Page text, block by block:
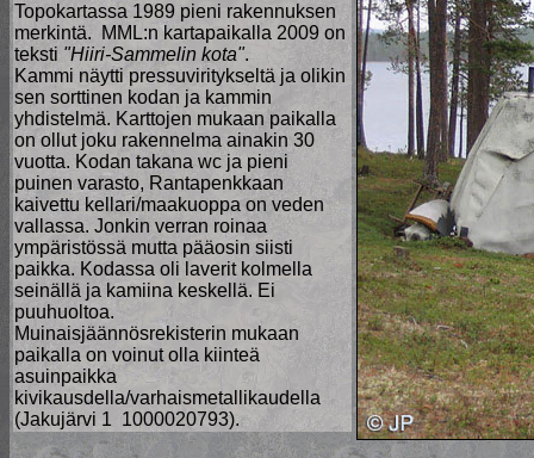
Topokartassa 1989 pieni rakennuksen
merkintä. MML:n kartapaikalla 2009 on
teksti "Hiiri-Sammelin kota".
Kammi näytti pressuviritykseltä ja olikin
sen sorttinen kodan ja kammin
yhdistelmä. Karttojen mukaan paikalla
on ollut joku rakennelma ainakin 30
vuotta. Kodan takana wc ja pieni
puinen varasto, Rantapenkkaan
kaivettu kellari/maakuoppa on veden
vallassa. Jonkin verran roinaa
ympäristössä mutta pääosin siisti
paikka. Kodassa oli laverit kolmella
seinällä ja kamiina keskellä. Ei
puuhuoltoa.
Muinaisjäännösrekisterin mukaan
paikalla on voinut olla kiinteä
asuinpaikka
kivikausdella/varhaismetallikaudella
(Jakujärvi 1 1000020793).